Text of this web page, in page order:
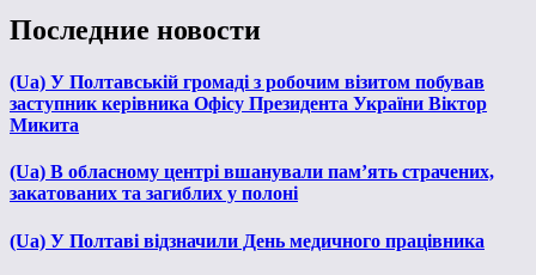
Последние новости
(Ua) У Полтавській громаді з робочим візитом побував
заступник керівника Офісу Президента України Віктор
Микита
(Ua) В обласному центрі вшанували пам’ять страчених,
закатованих та загиблих у полоні
(Ua) У Полтаві відзначили День медичного працівника